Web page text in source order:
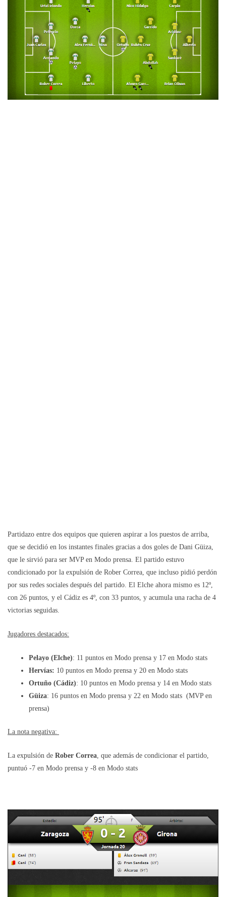
Partidazo entre dos equipos que quieren aspirar a los puestos de arriba,
que se decidió en los instantes finales gracias a dos goles de Dani Güiza,
que le sirvió para ser MVP en Modo prensa. El partido estuvo
condicionado por la expulsión de Rober Correa, que incluso pidió perdón
por sus redes sociales después del partido. El Elche ahora mismo es 12º,
con 26 puntos, y el Cádiz es 4º, con 33 puntos, y acumula una racha de 4
victorias seguidas.
Jugadores destacados:
Pelayo (Elche): 11 puntos en Modo prensa y 17 en Modo stats
Hervías: 10 puntos en Modo prensa y 20 en Modo stats
Ortuño (Cádiz): 10 puntos en Modo prensa y 14 en Modo stats
Güiza: 16 puntos en Modo prensa y 22 en Modo stats (MVP en
prensa)
La nota negativa:
La expulsión de Rober Correa , que además de condicionar el partido,
puntuó -7 en Modo prensa y -8 en Modo stats